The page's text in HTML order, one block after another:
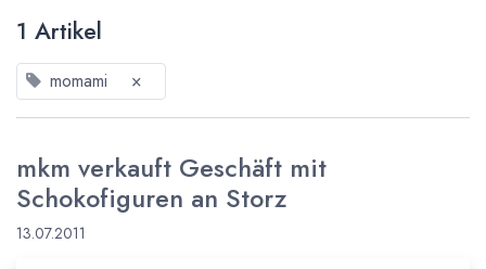
1 Artikel
momami ×
mkm verkauft Geschäft mit
Schokofiguren an Storz
13.07.2011